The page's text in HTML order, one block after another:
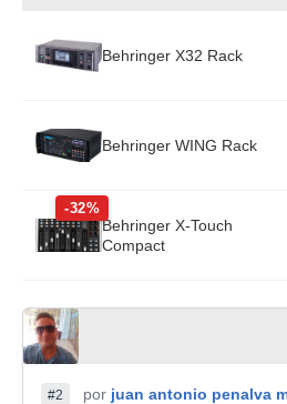
Behringer X32 Rack
Behringer WING Rack
-32%
Behringer X-Touch
Compact
#2 por juan antonio penalva